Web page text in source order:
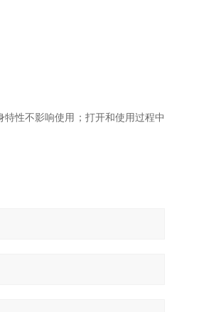
特性不影响使用 ；打开和使用过程中